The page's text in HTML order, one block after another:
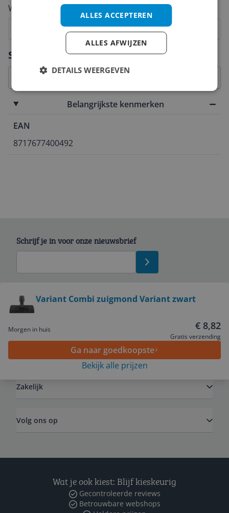
Specificaties
Belangrijkste kenmerken
EAN
8717677400492
Welk cijfer geef jij dit product?
8
7
6
5
4
3
Vraag 1 van 4
Variant Combi zuigmond Variant zwart
Morgen in huis € 8,82
Gratis verzending
Ga naar goedkoopste
Bekijk alle prijzen
Schrijf je in voor onze nieuwsbrief
Zakelijk
Volg ons op
Wat je ook kiest: Blijf kieskeurig
Gecontroleerde reviews
Betrouwbare webshops
ALLES ACCEPTEREN
ALLES AFWIJZEN
DETAILS WEERGEVEN